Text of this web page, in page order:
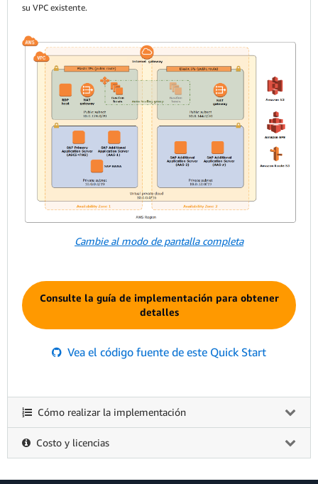
su VPC existente.
Cambie al modo de pantalla completa
Consulte la guía de implementación para obtener
detalles
Vea el código fuente de este Quick Start
Cómo realizar la implementación
Costo y licencias